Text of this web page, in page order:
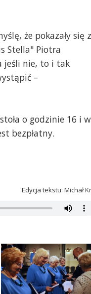
że pokazały się z
Stella" Piotra
jeśli nie, to i tak
–
o godzinie 16 i w
bezpłatny.
Edycja tekstu: Michał